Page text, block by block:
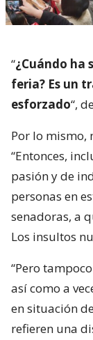
“¿Cuándo ha
feria? Es un
esforzado“,
Por lo mismo,
“Entonces,
pasión y de
personas en
senadoras, a
Los insultos
“Pero
así como a
en situación
refieren una